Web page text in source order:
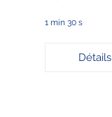
1 min 30 s
Détails